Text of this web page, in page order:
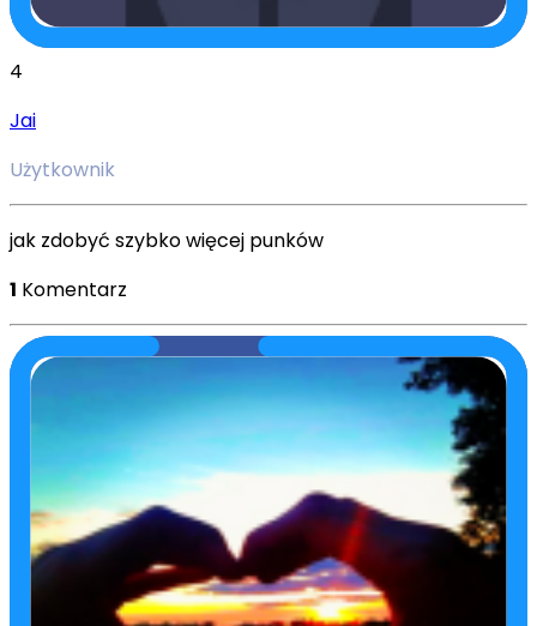
4
Jai
Użytkownik
jak zdobyć szybko więcej punków
1 Komentarz